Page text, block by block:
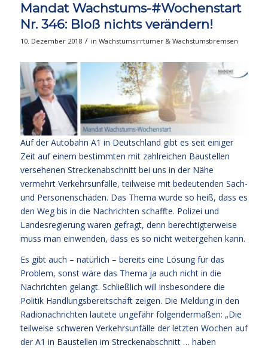
Mandat Wachstums-#Wochenstart
Nr. 346: Bloß nichts verändern!
10. Dezember 2018 / in Wachstumsirrtümer & Wachstumsbremsen
Auf der Autobahn A1 in Deutschland gibt es seit einiger
Zeit auf einem bestimmten mit zahlreichen Baustellen
versehenen Streckenabschnitt bei uns in der Nähe
vermehrt Verkehrsunfälle, teilweise mit bedeutenden Sach-
und Personenschäden. Das Thema wurde so heiß, dass es
den Weg bis in die Nachrichten schaffte. Polizei und
Landesregierung waren gefragt, denn berechtigterweise
muss man einwenden, dass es so nicht weitergehen kann.
Es gibt auch – natürlich – bereits eine Lösung für das
Problem, sonst wäre das Thema ja auch nicht in die
Nachrichten gelangt. Schließlich will insbesondere die
Politik Handlungsbereitschaft zeigen. Die Meldung in den
Radionachrichten lautete ungefähr folgendermaßen: „Die
teilweise schweren Verkehrsunfälle der letzten Wochen auf
der A1 in Baustellen im Streckenabschnitt … haben